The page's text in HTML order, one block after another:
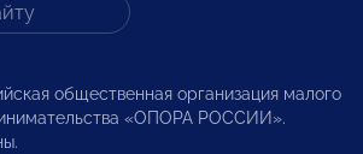
общественная организация малого
«ОПОРА РОССИИ».